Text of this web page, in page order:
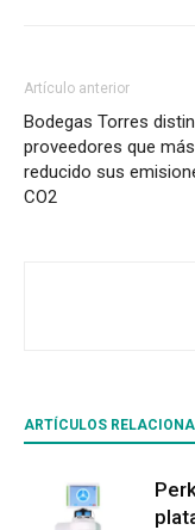
Artículo anterior
Bodegas Torres
proveedores que
reducido sus
CO2
ARTÍCULOS